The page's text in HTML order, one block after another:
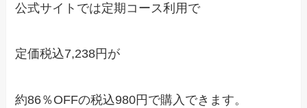
公式サイトでは定期コース利用で
定価税込7,238円が
約86％OFFの税込980円で購入できます。